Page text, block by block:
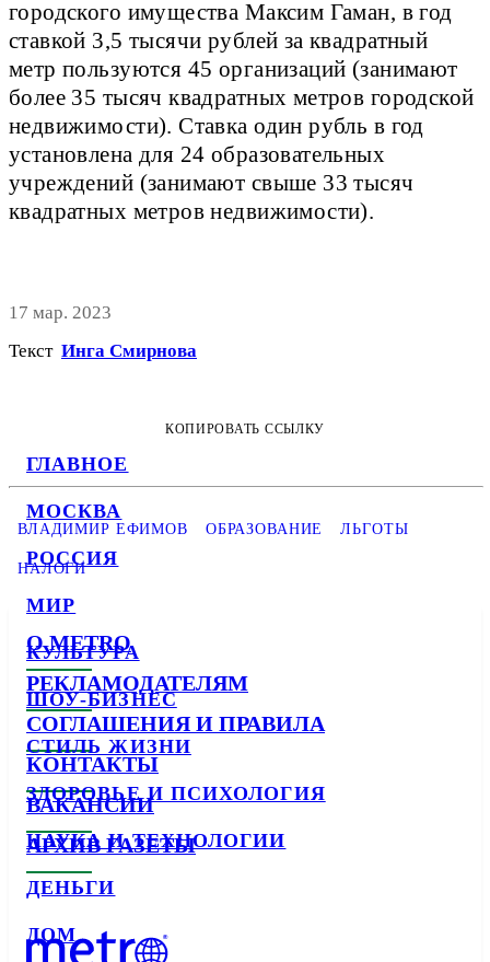
ГЛАВНОЕ
МОСКВА
РОССИЯ
МИР
КУЛЬТУРА
ШОУ-БИЗНЕС
СТИЛЬ ЖИЗНИ
ЗДОРОВЬЕ И ПСИХОЛОГИЯ
НАУКА И ТЕХНОЛОГИИ
ДЕНЬГИ
ДОМ
городского имущества Максим Гаман, в год
ставкой 3,5 тысячи рублей за квадратный
метр пользуются 45 организаций (занимают
более 35 тысяч квадратных метров городской
недвижимости). Ставка один рубль в год
установлена для 24 образовательных
учреждений (занимают свыше 33 тысяч
квадратных метров недвижимости).
17 мар. 2023
Текст Инга Смирнова
КОПИРОВАТЬ ССЫЛКУ
ВЛАДИМИР ЕФИМОВ ОБРАЗОВАНИЕ ЛЬГОТЫ
НАЛОГИ
О METRO
РЕКЛАМОДАТЕЛЯМ
СОГЛАШЕНИЯ И ПРАВИЛА
КОНТАКТЫ
ВАКАНСИИ
АРХИВ ГАЗЕТЫ